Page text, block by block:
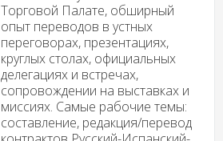
Торговой Палате, обширный
опыт переводов в устных
переговорах, презентациях,
круглых столах, официальных
делегациях и встречах,
сопровождении на выставках и
миссиях. Самые рабочие темы:
составление, редакция/перевод